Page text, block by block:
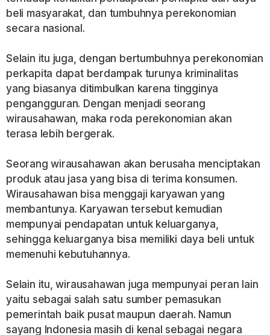
beli masyarakat, dan tumbuhnya perekonomian
secara nasional.
Selain itu juga, dengan bertumbuhnya perekonomian
perkapita dapat berdampak turunya kriminalitas
yang biasanya ditimbulkan karena tingginya
pengangguran. Dengan menjadi seorang
wirausahawan, maka roda perekonomian akan
terasa lebih bergerak.
Seorang wirausahawan akan berusaha menciptakan
produk atau jasa yang bisa di terima konsumen.
Wirausahawan bisa menggaji karyawan yang
membantunya. Karyawan tersebut kemudian
mempunyai pendapatan untuk keluarganya,
sehingga keluarganya bisa memiliki daya beli untuk
memenuhi kebutuhannya.
Selain itu, wirausahawan juga mempunyai peran lain
yaitu sebagai salah satu sumber pemasukan
pemerintah baik pusat maupun daerah. Namun
sayang Indonesia masih di kenal sebagai negara